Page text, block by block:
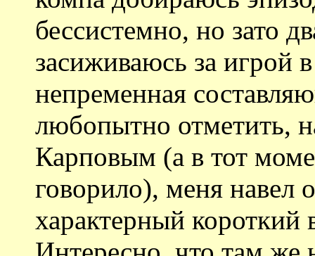
бессистемно, но зато
засиживаюсь за игрой
непременная
любопытно отметить,
Карповым (а в тот
говорило), меня навел
характерный короткий